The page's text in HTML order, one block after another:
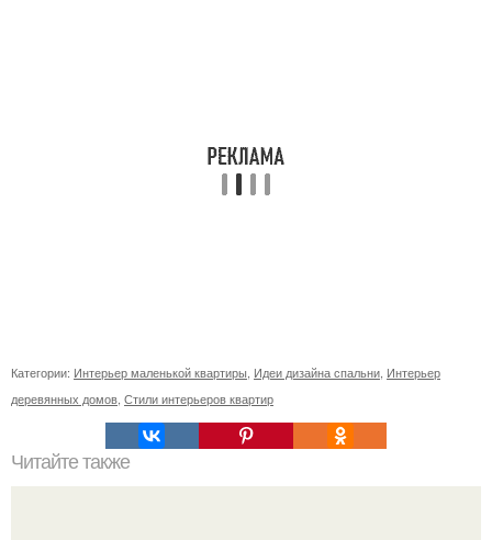
Категории: Интерьер маленькой квартиры Идеи дизайна спальни Интерьер
деревянных домов Стили интерьеров квартир
Читайте также